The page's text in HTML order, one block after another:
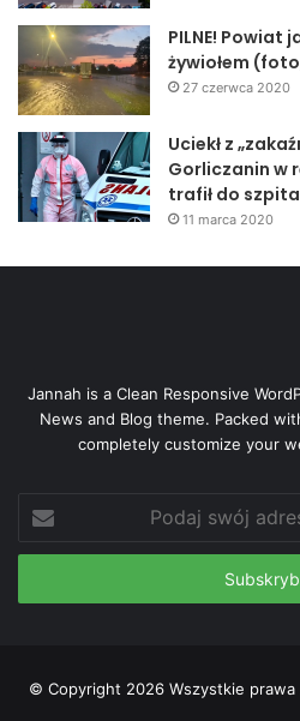
PILNE! Powiat
żywiołem
27 czerwca 2020
Uciekł z
Gorliczanin w
trafił do
11 marca 2020
Jannah is a Clean Responsive
News and Blog theme. Packed
completely customize your
swój
adres
© Copyright 2026 Wszystkie